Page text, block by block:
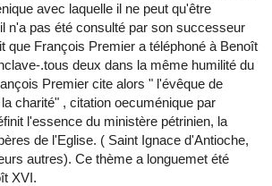
avec laquelle il ne peut qu'être
n'a pas été consulté par son successeur
que François Premier a téléphoné à Benoît
.tous deux dans la même humilité du
Premier cite alors " l'évêque de
charité" , citation oecuménique par
l'essence du ministère pétrinien, la
de l'Eglise. ( Saint Ignace d'Antioche,
autres). Ce thème a longuemet été
XVI.